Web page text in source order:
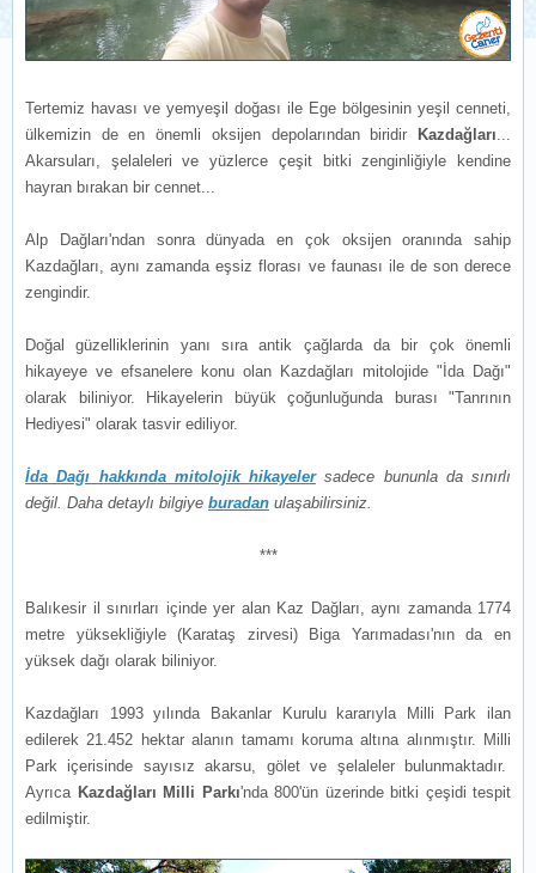
Tertemiz havası ve yemyeşil doğası ile Ege bölgesinin yeşil cenneti,
ülkemizin de en önemli oksijen depolarından biridir
Kazdağları...
Akarsuları, şelaleleri ve yüzlerce çeşit bitki zenginliğiyle kendine
hayran bırakan bir cennet...
Alp Dağları'ndan sonra dünyada en çok oksijen oranında sahip
Kazdağları, aynı zamanda eşsiz florası ve faunası ile de son derece
zengindir.
Doğal güzelliklerinin yanı sıra antik çağlarda da bir çok önemli
hikayeye ve efsanelere konu olan Kazdağları mitolojide "İda Dağı"
olarak biliniyor. Hikayelerin büyük çoğunluğunda burası "Tanrının
Hediyesi" olarak tasvir ediliyor.
İda Dağı hakkında mitolojik hikayelersadece bununla da sınırlı
değil. Daha detaylı bilgiye buradan ulaşabilirsiniz.
***
Balıkesir il sınırları içinde yer alan Kaz Dağları, aynı zamanda 1774
metre yüksekliğiyle (Karataş zirvesi) Biga Yarımadası'nın da en
yüksek dağı olarak biliniyor.
Kazdağları 1993 yılında Bakanlar Kurulu kararıyla Milli Park ilan
edilerek 21.452 hektar alanın tamamı koruma altına alınmıştır. Milli
Park içerisinde sayısız akarsu, gölet ve şelaleler bulunmaktadır.
Ayrıca Kazdağları Milli Parkı'nda 800'ün üzerinde bitki çeşidi tespit
edilmiştir.